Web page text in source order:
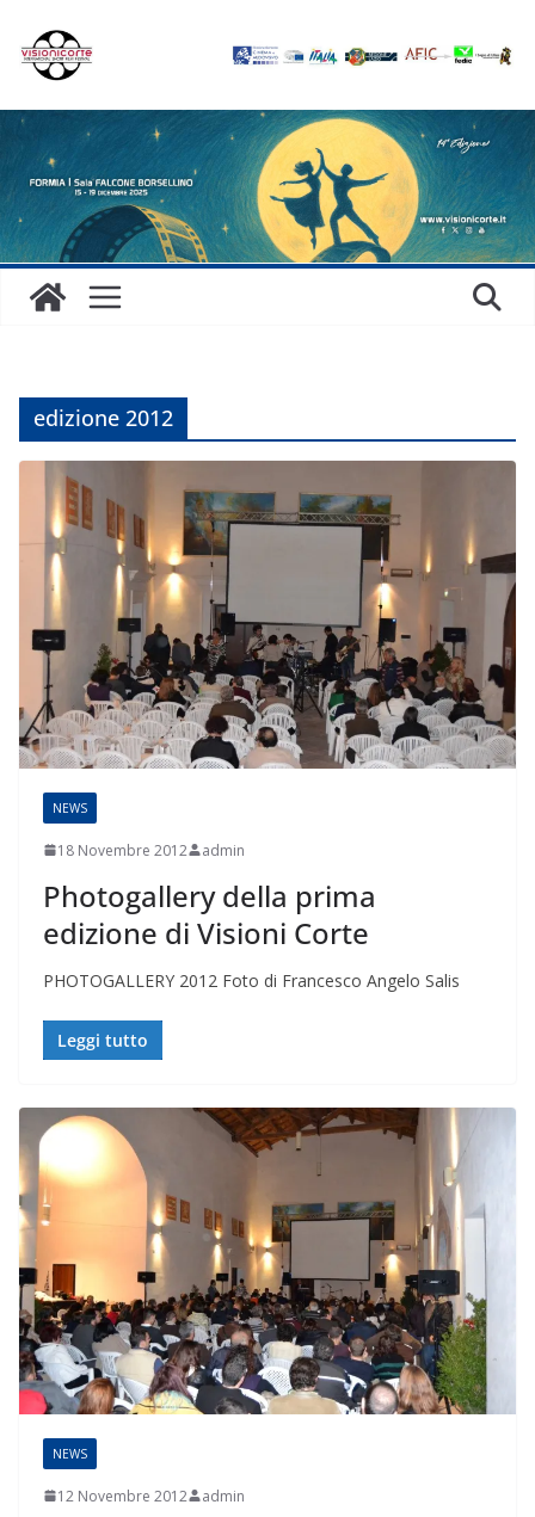
contenuto
edizione 2012
NEWS
18 Novembre 2012 admin
Photogallery della prima
edizione di Visioni Corte
PHOTOGALLERY 2012 Foto di Francesco Angelo Salis
Leggi tutto
NEWS
12 Novembre 2012 admin